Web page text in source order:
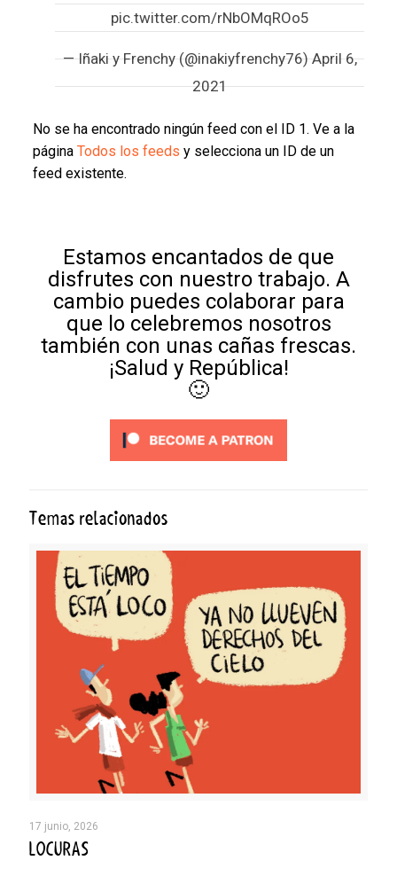
pic.twitter.com/rNbOMqROo5
— Iñaki y Frenchy (@inakiyfrenchy76)April 6,
2021
No se ha encontrado ningún feed con el ID 1. Ve a la
página Todos los feeds y selecciona un ID de un
feed existente.
Estamos encantados de que
disfrutes con nuestro trabajo. A
cambio puedes colaborar para
que lo celebremos nosotros
también con unas cañas frescas.
¡Salud y República!
🙂
Temas relacionados
17 junio, 2026
LOCURAS